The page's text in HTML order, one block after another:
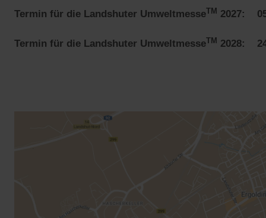
Termin für die Landshuter UmweltmesseTM 2027:
Termin für die Landshuter UmweltmesseTM 2028: